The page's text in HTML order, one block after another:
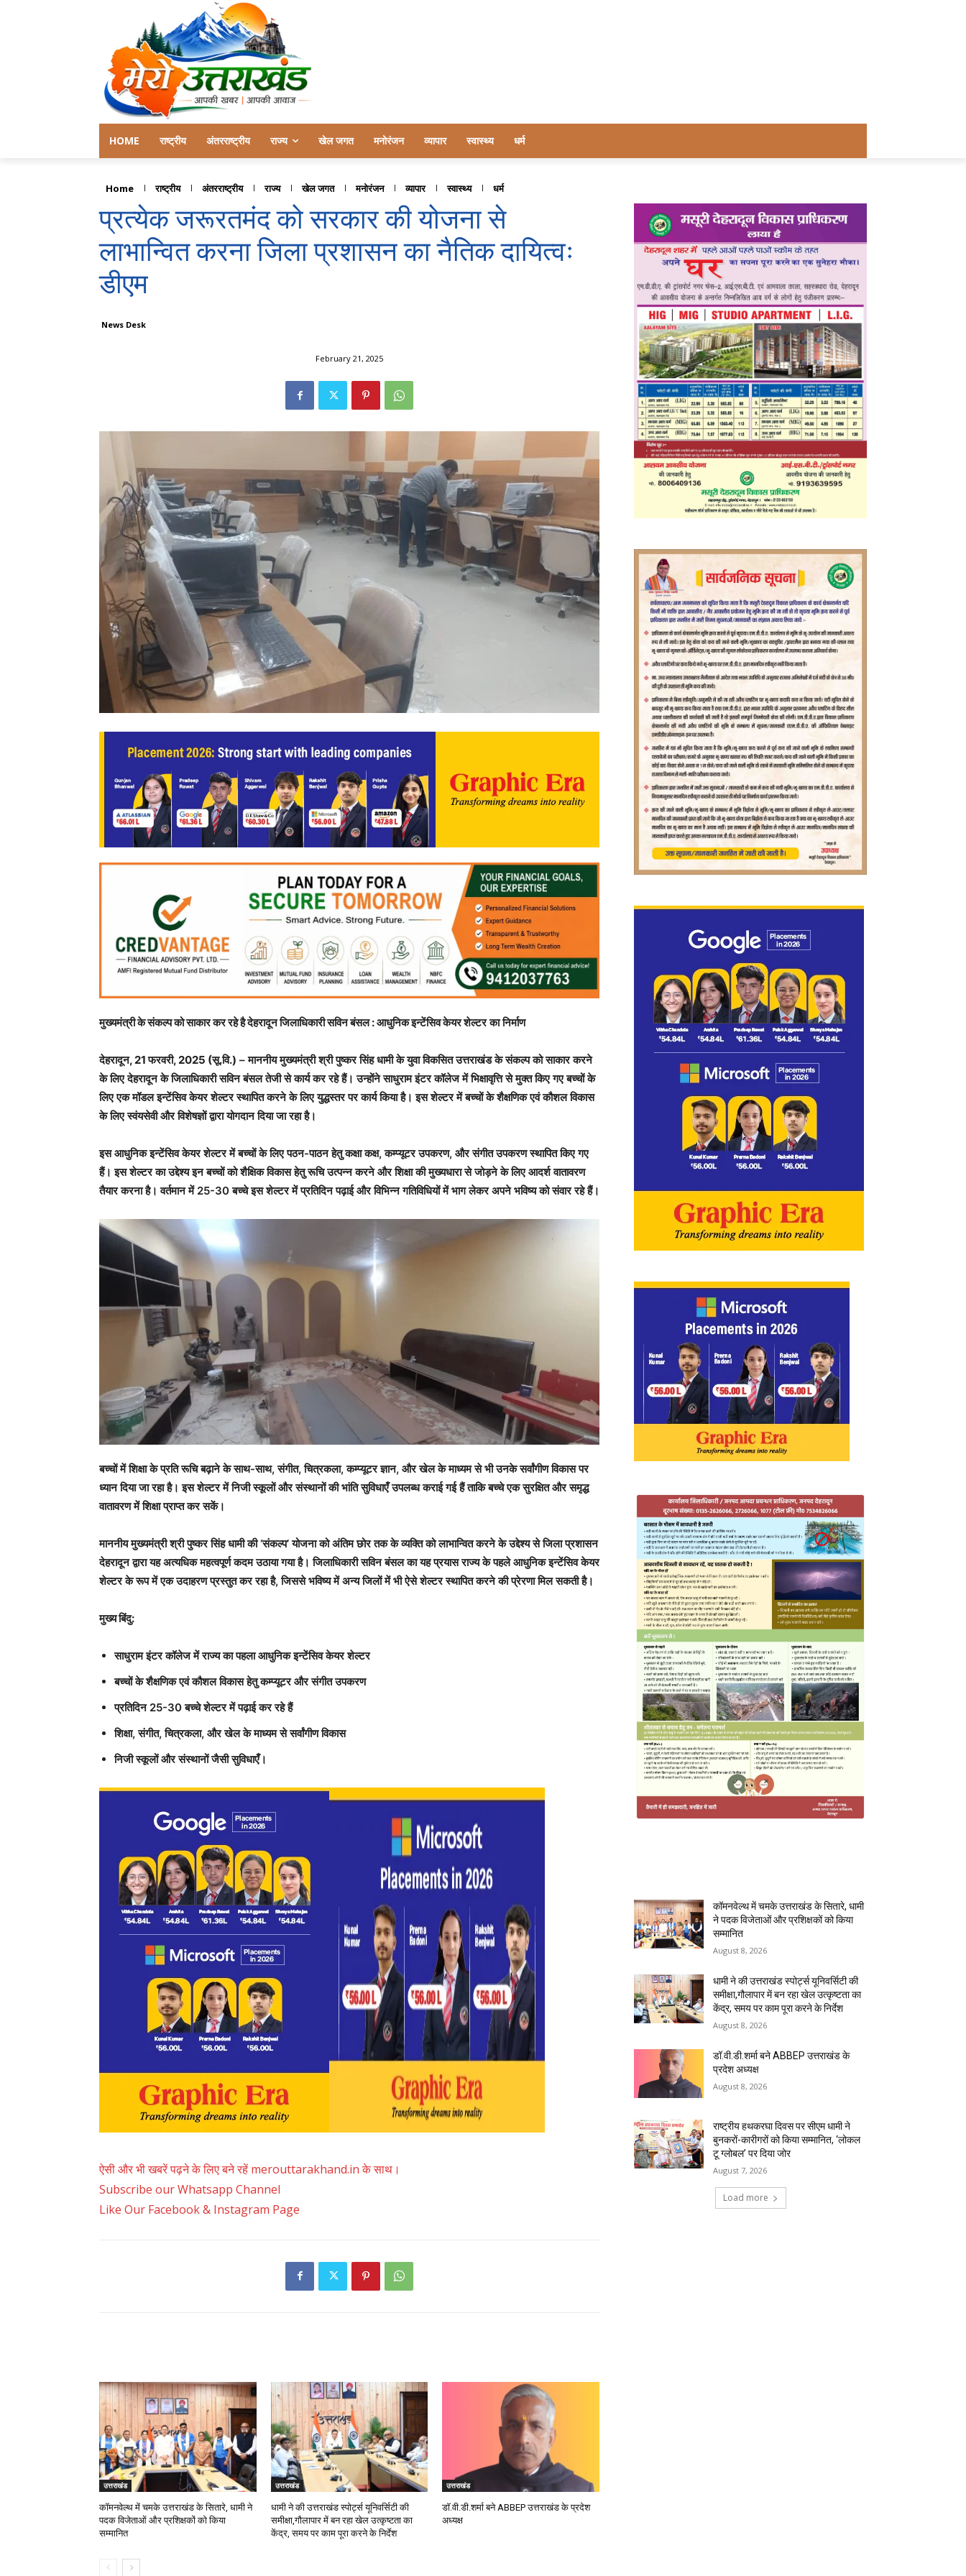
HOME राष्ट्रीय अंतरराष्ट्रीय राज्य खेल जगत मनोरंजन व्यापार स्वास्थ्य धर्म
Home राष्ट्रीय अंतरराष्ट्रीय राज्य खेल जगत मनोरंजन व्यापार स्वास्थ्य धर्म
प्रत्येक जरूरतमंद को सरकार की योजना से
लाभान्वित करना जिला प्रशासन का नैतिक दायित्वः
डीएम
News Desk
February 21, 2025
मुख्यमंत्री के संकल्प को साकार कर रहे है देहरादून जिलाधिकारी सविन बंसल : आधुनिक इन्टेंसिव केयर शेल्टरका निर्माण
देहरादून, 21 फरवरी, 2025 (सू.वि.) – माननीय मुख्यमंत्री श्री पुष्कर सिंह धामी के युवा विकसित उत्तराखंड के संकल्प को साकार करने
के लिए देहरादून के जिलाधिकारी सविन बंसल तेजी से कार्य कर रहे हैं। उन्होंने साधुराम इंटर कॉलेज में भिक्षावृत्ति से मुक्त किए गए बच्चों के
लिए एक मॉडल इन्टेंसिव केयर शेल्टर स्थापित करने के लिए युद्धस्तर पर कार्य किया है। इस शेल्टर में बच्चों के शैक्षणिक एवं कौशल विकास
के लिए स्वंयसेवी और विशेषज्ञों द्वारा योगदान दिया जा रहा है।
इस आधुनिक इन्टेंसिव केयर शेल्टर में बच्चों के लिए पठन-पाठन हेतु कक्षा कक्ष, कम्प्यूटर उपकरण, और संगीत उपकरण स्थापित किए गए
हैं। इस शेल्टर का उद्देश्य इन बच्चों को शैक्षिक विकास हेतु रूचि उत्पन्न करने और शिक्षा की मुख्यधारा से जोड़ने के लिए आदर्श वातावरण
तैयार करना है। वर्तमान में 25-30 बच्चे इस शेल्टर में प्रतिदिन पढ़ाई और विभिन्न गतिविधियों में भाग लेकर अपने भविष्य को संवार रहे हैं।
बच्चों में शिक्षा के प्रति रूचि बढ़ाने के साथ-साथ, संगीत, चित्रकला, कम्प्यूटर ज्ञान, और खेल के माध्यम से भी उनके सर्वांगीण विकास पर
ध्यान दिया जा रहा है। इस शेल्टर में निजी स्कूलों और संस्थानों की भांति सुविधाएँ उपलब्ध कराई गई हैं ताकि बच्चे एक सुरक्षित और समृद्ध
वातावरण में शिक्षा प्राप्त कर सकें।
माननीय मुख्यमंत्री श्री पुष्कर सिंह धामी की ‘संकल्प’ योजना को अंतिम छोर तक के व्यक्ति को लाभान्वित करने के उद्देश्य से जिला प्रशासन
देहरादून द्वारा यह अत्यधिक महत्वपूर्ण कदम उठाया गया है। जिलाधिकारी सविन बंसल का यह प्रयास राज्य के पहले आधुनिक इन्टेंसिव केयर
शेल्टर के रूप में एक उदाहरण प्रस्तुत कर रहा है, जिससे भविष्य में अन्य जिलों में भी ऐसे शेल्टर स्थापित करने की प्रेरणा मिल सकती है।
मुख्य बिंदु:
साधुराम इंटर कॉलेज में राज्य का पहला आधुनिक इन्टेंसिव केयर शेल्टर
बच्चों के शैक्षणिक एवं कौशल विकास हेतु कम्प्यूटर और संगीत उपकरण
प्रतिदिन 25-30 बच्चे शेल्टर में पढ़ाई कर रहे हैं
शिक्षा, संगीत, चित्रकला, और खेल के माध्यम से सर्वांगीण विकास
निजी स्कूलों और संस्थानों जैसी सुविधाएँ।
ऐसी और भी खबरें पढ़ने के लिए बने रहें merouttarakhand.in के साथ।
Subscribe our Whatsapp Channel
Like Our Facebook & Instagram Page
उत्तराखंड
कॉमनवेल्थ में चमके उत्तराखंड के सितारे, धामी ने
पदक विजेताओं और प्रशिक्षकों को किया
सम्मानित
उत्तराखंड
धामी ने की उत्तराखंड स्पोर्ट्स यूनिवर्सिटी की
समीक्षा,गौलापार में बन रहा खेल उत्कृष्टता का
केंद्र, समय पर काम पूरा करने के निर्देश
उत्तराखंड
डॉ.वी.डी.शर्मा बने ABBEP उत्तराखंड के प्रदेश
अध्यक्ष
कॉमनवेल्थ में चमके उत्तराखंड के सितारे, धामी
ने पदक विजेताओं और प्रशिक्षकों को किया
सम्मानित
August 8, 2026
धामी ने की उत्तराखंड स्पोर्ट्स यूनिवर्सिटी की
समीक्षा,गौलापार में बन रहा खेल उत्कृष्टता का
केंद्र, समय पर काम पूरा करने के निर्देश
August 8, 2026
डॉ.वी.डी.शर्मा बने ABBEP उत्तराखंड के
प्रदेश अध्यक्ष
August 8, 2026
राष्ट्रीय हथकरघा दिवस पर सीएम धामी ने
बुनकरों-कारीगरों को किया सम्मानित, ‘लोकल
टू ग्लोबल’ पर दिया जोर
August 7, 2026
Load more